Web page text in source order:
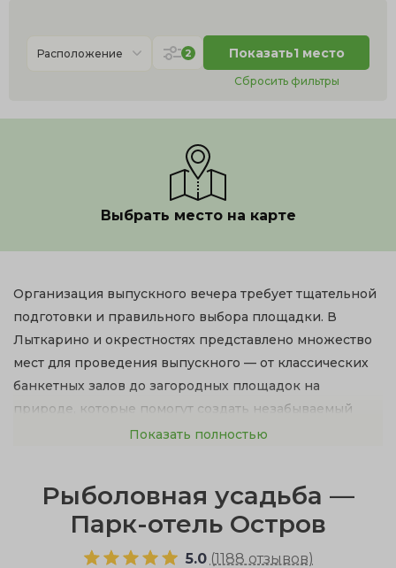
Расположение 2 Показать1 место
Сбросить фильтры
Выбрать место на карте
Организация выпускного вечера требует тщательной
подготовки и правильного выбора площадки. В
Лыткарино и окрестностях представлено множество
мест для проведения выпускного — от классических
банкетных залов до загородных площадок на
природе, которые помогут создать незабываемый
праздник для школьников и их родителей. Стоимость
формата, меню и дополнительных услуг.
Показать полностью
Рыболовная усадьба —
Парк-отель Остров
5.0 (1188 отзывов)